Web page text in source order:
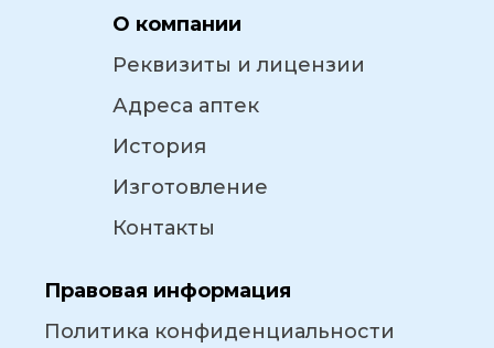
О компании
Реквизиты и лицензии
Адреса аптек
История
Изготовление
Контакты
Правовая информация
Политика конфиденциальности